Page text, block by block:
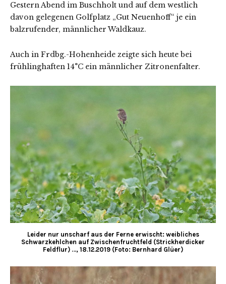
Gestern Abend im Buschholt und auf dem westlich
davon gelegenen Golfplatz „Gut Neuenhoff“ je ein
balzrufender, männlicher Waldkauz.
Auch in Frdbg.-Hohenheide zeigte sich heute bei
frühlinghaften 14°C ein männlicher Zitronenfalter.
Leider nur unscharf aus der Ferne erwischt: weibliches
Schwarzkehlchen auf Zwischenfruchtfeld (Strickherdicker
Feldflur) …, 18.12.2019 (Foto: Bernhard Glüer)